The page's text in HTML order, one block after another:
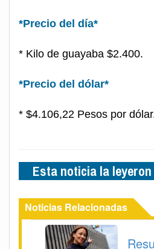
*Precio del día*
* Kilo de guayaba $2.400.
*Precio del dólar*
* $4.106,22 Pesos por
Esta noticia la
Noticias Relacionadas